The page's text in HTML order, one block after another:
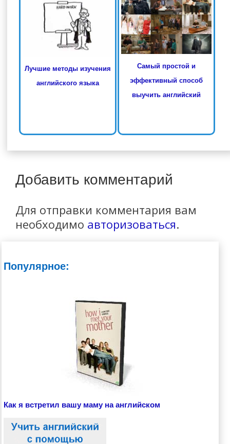
Лучшие методы изучения
английского языка
Самый простой и
эффективный способ
выучить английский
Добавить комментарий
Для отправки комментария вам
необходимо авторизоваться.
Популярное:
Как я встретил вашу маму на английском